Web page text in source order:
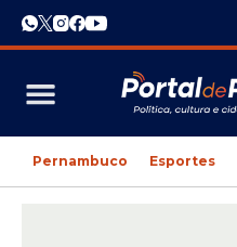
Pernambuco Esportes